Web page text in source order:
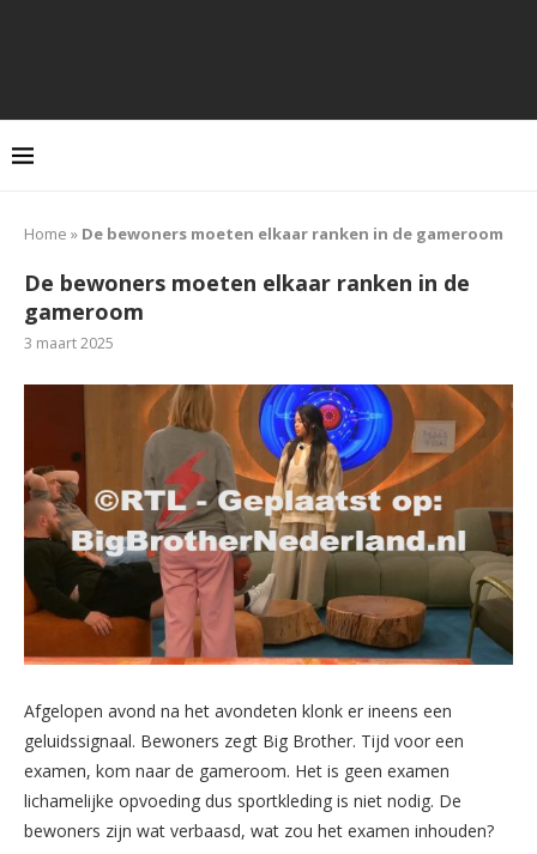
Home » De bewoners moeten elkaar ranken in de gameroom
De bewoners moeten elkaar ranken in de
gameroom
3 maart 2025
Afgelopen avond na het avondeten klonk er ineens een
geluidssignaal. Bewoners zegt Big Brother. Tijd voor een
examen, kom naar de gameroom. Het is geen examen
lichamelijke opvoeding dus sportkleding is niet nodig. De
bewoners zijn wat verbaasd, wat zou het examen inhouden?